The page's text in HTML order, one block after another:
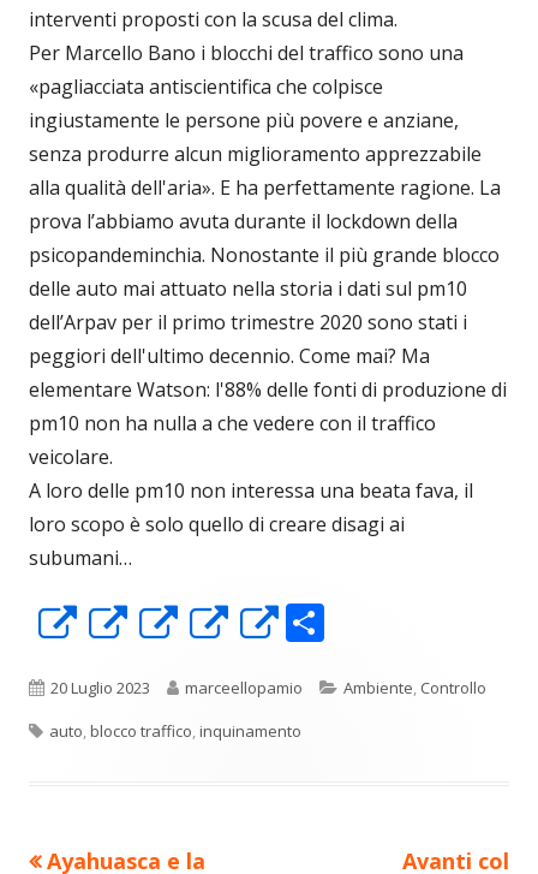
interventi proposti con la scusa del clima.
Per Marcello Bano i blocchi del traffico sono una
«pagliacciata antiscientifica che colpisce
ingiustamente le persone più povere e anziane,
senza produrre alcun miglioramento apprezzabile
alla qualità dell'aria». E ha perfettamente ragione. La
prova l’abbiamo avuta durante il lockdown della
psicopandeminchia. Nonostante il più grande blocco
delle auto mai attuato nella storia i dati sul pm10
dell’Arpav per il primo trimestre 2020 sono stati i
peggiori dell'ultimo decennio. Come mai? Ma
elementare Watson: l'88% delle fonti di produzione di
pm10 non ha nulla a che vedere con il traffico
veicolare.
A loro delle pm10 non interessa una beata fava, il
loro scopo è solo quello di creare disagi ai
subumani…
Apre
una
nuova
Apre
una
nuova
Apre
una
nuova
Apre
una
nuova
Apre
una
nuova
n
Pubblicato
20 Luglio 2023 Autore
marceellopamio Categorie
Ambiente, Controllo
Tag
auto,blocco traffico,inquinamento
Precedente
Ayahuasca e la
Nuovo
Avanti col